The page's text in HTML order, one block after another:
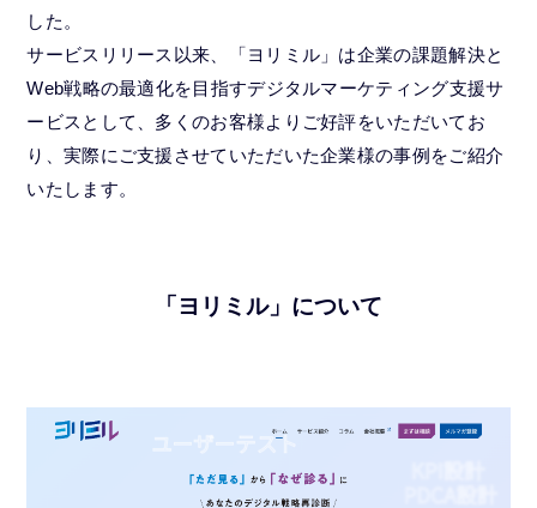
した。
サービスリリース以来、「ヨリミル」は企業の課題解決と
Web戦略の最適化を目指すデジタルマーケティング支援サ
ービスとして、多くのお客様よりご好評をいただいてお
り、実際にご支援させていただいた企業様の事例をご紹介
いたします。
「ヨリミル」について